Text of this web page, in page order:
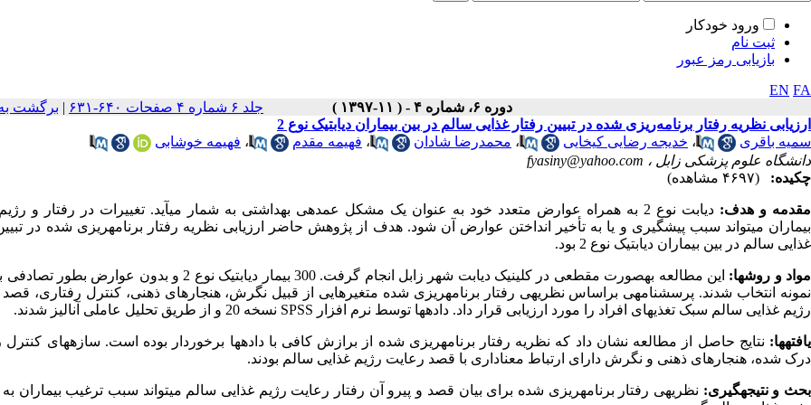
ورود خودکار
ثبت نام
بازیابی رمز عبور
EN FA
دوره ۶، شماره ۴ - ( ۱۱-۱۳۹۷ )
جلد ۶ شماره ۴ صفحات ۶۴۰-۶۳۱ | برگشت
ارزیابی نظریه رفتار برنامه‌ریزی شده در تبیین رفتار غذایی سالم در بین بیماران دیابتیک نوع 2
سمیه باقری
، خدیجه رضایی کیخایی ، محمدرضا شادان ، فهیمه مقدم ، فهیمه خوشابی
دانشگاه علوم پزشکی زابل ، fyasiny@yahoo.com
چکیده:
(۴۶۹۷ مشاهده)
مقدمه و هدف:
دیابت نوع 2 به همراه عوارض متعدد خود به عنوان یک مشکل عمده­ی بهداشتی به شمار می­آید. تغییرات در رفتار و
بیماران می­تواند سبب پیشگیری و یا به­ تأخیر انداختن عوارض آن شود. هدف از پژوهش حاضر ارزیابی نظریه رفتار برنامه­ریزی شده در
غذایی سالم در بین بیماران دیابتیک نوع 2 بود.
مواد و روش­ها:
این مطالعه به­صورت مقطعی در کلینیک دیابت شهر زابل انجام گرفت. 300 بیمار دیابتیک نوع 2 و بدون
نمونه انتخاب شدند. پرسشنامه­ی براساس نظریه­ی رفتار برنامه­ریزی شده متغیرهایی از قبیل نگرش، هنجارهای ذهنی، کنترل رفتاری،
رژیم غذایی سالم سبک تغذیه­ای افراد را مورد ارزیابی قرار داد. داده­ها توسط نرم افزار SPSS
نسخه 20 و از طریق تحلیل عاملی آنالیز شدند.
یافته­ها: نتایج حاصل از مطالعه نشان داد که نظریه رفتار برنامه­ریزی شده از برازش کافی با داده­ها برخوردار بوده است. سازه­های کنترل
درک شده، هنجارهای ذهنی و نگرش دارای ارتباط معناداری با قصد رعایت رژیم غذایی سالم بودند.
بحث و نتیجه­گیری: نظریه­ی رفتار برنامه­ریزی شده برای بیان قصد و پیرو آن رفتار رعایت رژیم غذایی سالم می­تواند سبب ترغیب بیماران